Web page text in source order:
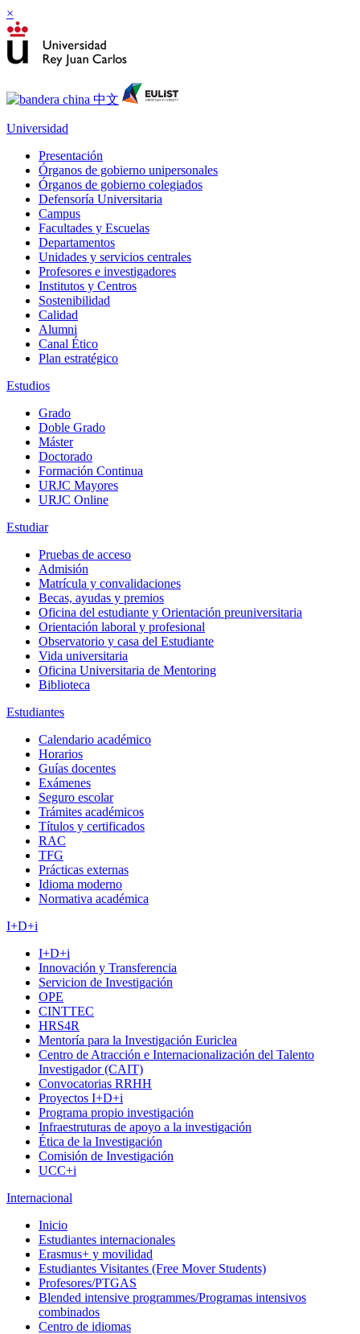
×
Universidad
Presentación
Órganos de gobierno unipersonales
Órganos de gobierno colegiados
Defensoría Universitaria
Campus
Facultades y Escuelas
Departamentos
Unidades y servicios centrales
Profesores e investigadores
Institutos y Centros
Sostenibilidad
Calidad
Alumni
Canal Ético
Plan estratégico
Estudios
Grado
Doble Grado
Máster
Doctorado
Formación Continua
URJC Mayores
URJC Online
Estudiar
Pruebas de acceso
Admisión
Matrícula y convalidaciones
Becas, ayudas y premios
Oficina del estudiante y Orientación preuniversitaria
Orientación laboral y profesional
Observatorio y casa del Estudiante
Vida universitaria
Oficina Universitaria de Mentoring
Biblioteca
Estudiantes
Calendario académico
Horarios
Guías docentes
Exámenes
Seguro escolar
Trámites académicos
Títulos y certificados
RAC
TFG
Prácticas externas
Idioma moderno
Normativa académica
I+D+i
I+D+i
Innovación y Transferencia
Servicion de Investigación
OPE
CINTTEC
HRS4R
Mentoría para la Investigación Euriclea
Centro de Atracción e Internacionalización del Talento
Investigador (CAIT)
Convocatorias RRHH
Proyectos I+D+i
Programa propio investigación
Infraestruturas de apoyo a la investigación
Ética de la Investigación
Comisión de Investigación
UCC+i
Internacional
Inicio
Estudiantes internacionales
Erasmus+ y movilidad
Estudiantes Visitantes (Free Mover Students)
Profesores/PTGAS
Blended intensive programmes/Programas intensivos
combinados
Centro de idiomas